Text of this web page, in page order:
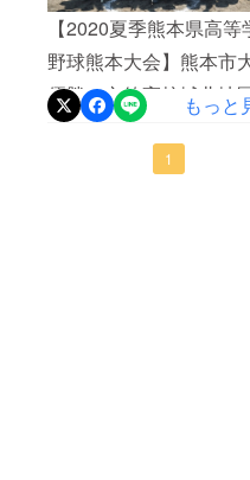
【2020夏季熊本県高等
野球熊本大会】熊本市
優勝 文徳高校城北地
会優勝 有明高校城南地
大会優勝 秀岳館高校休
もっと
1